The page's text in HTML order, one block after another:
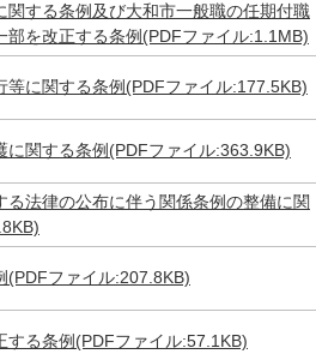
関する条例及び大和市一般職の任期付職
部を改正する条例(PDFファイル:1.1MB)
等に関する条例(PDFファイル:177.5KB)
に関する条例(PDFファイル:363.9KB)
法律の公布に伴う関係条例の整備に関
(PDFファイル:207.8KB)
する条例(PDFファイル:57.1KB)